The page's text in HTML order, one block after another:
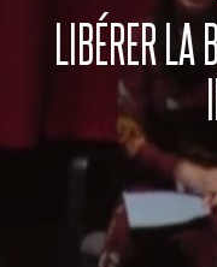
LIBÉRER LA